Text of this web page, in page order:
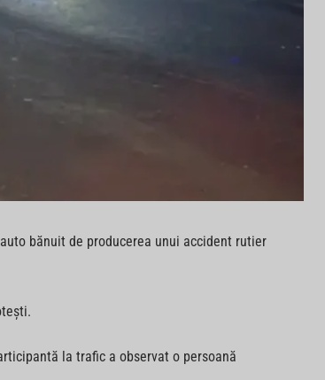
bănuit de producerea unui accident rutier
la trafic a observat o persoană